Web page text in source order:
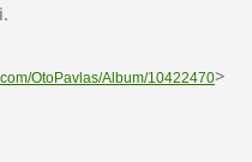
OtoPavlas/Album/10422470>